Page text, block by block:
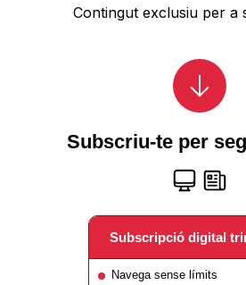
Contingut exclusiu per a